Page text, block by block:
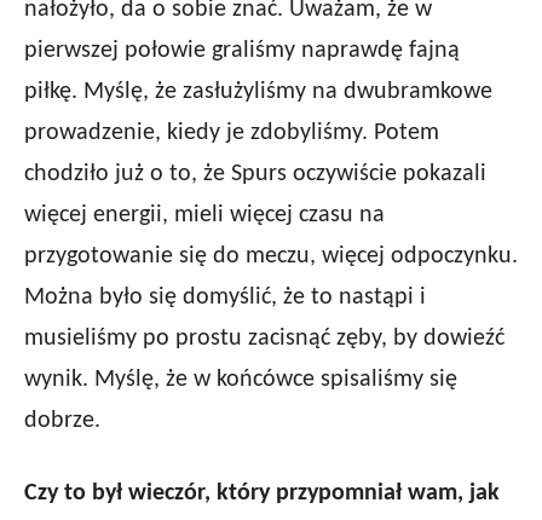
nałożyło, da o sobie znać. Uważam, że w
pierwszej połowie graliśmy naprawdę fajną
piłkę. Myślę, że zasłużyliśmy na dwubramkowe
prowadzenie, kiedy je zdobyliśmy. Potem
chodziło już o to, że Spurs oczywiście pokazali
więcej energii, mieli więcej czasu na
przygotowanie się do meczu, więcej odpoczynku.
Można było się domyślić, że to nastąpi i
musieliśmy po prostu zacisnąć zęby, by dowieźć
wynik. Myślę, że w końcówce spisaliśmy się
dobrze.
Czy to był wieczór, który przypomniał wam, jak